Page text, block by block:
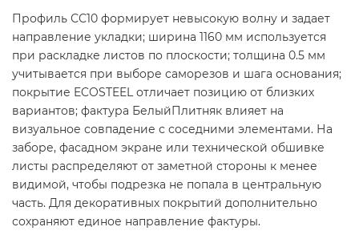
Профиль СС10 формирует невысокую волну и задает
направление укладки; ширина 1160 мм используется
при раскладке листов по плоскости; толщина 0.5 мм
учитывается при выборе саморезов и шага основания;
покрытие ECOSTEEL отличает позицию от близких
вариантов; фактура БелыйПлитняк влияет на
визуальное совпадение с соседними элементами. На
заборе, фасадном экране или технической обшивке
листы распределяют от заметной стороны к менее
видимой, чтобы подрезка не попала в центральную
часть. Для декоративных покрытий дополнительно
сохраняют единое направление фактуры.